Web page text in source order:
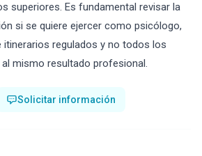
superiores. Es fundamental revisar la
si se quiere ejercer como psicólogo,
itinerarios regulados y no todos los
mismo resultado profesional.
Solicitar información